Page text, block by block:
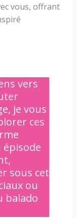
vous, offrant
vers
je vous
ces
épisode
sous cet
ou
balado